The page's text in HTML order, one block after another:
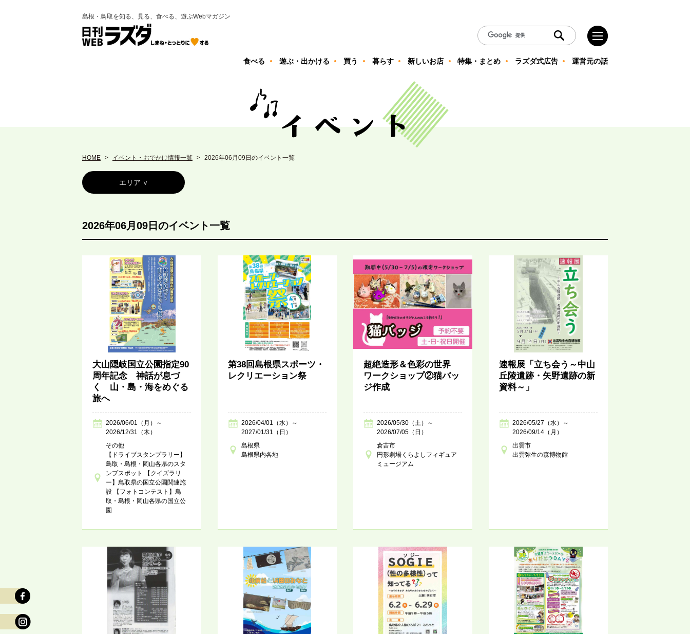
島根・鳥取を知る、見る、食べる、遊ぶWebマガジン
食べる 遊ぶ・出かける 買う 暮らす 新しいお店 特集・まとめ ラズダ式広告 運営元の話
HOME イベント・おでかけ情報一覧 2026年06月09日のイベント一覧
エリア
2026年06月09日のイベント一覧
大山隠岐国立公園指定90
周年記念 神話が息づ
く 山・島・海をめぐる
旅へ
2026/06/01（月）～
2026/12/31（木）
その他
【ドライブスタンプラリー】
鳥取・島根・岡山各県のスタ
ンプスポット 【クイズラリ
ー】鳥取県の国立公園関連施
設 【フォトコンテスト】鳥
取・島根・岡山各県の国立公
園
第38回島根県スポーツ・
レクリエーション祭
2026/04/01（水）～
2027/01/31（日）
島根県
島根県内各地
超絶造形＆色彩の世界
ワークショップ②猫バッ
ジ作成
2026/05/30（土）～
2026/07/05（日）
倉吉市
円形劇場くらよしフィギュア
ミュージアム
速報展「立ち会う～中山
丘陵遺跡・矢野遺跡の新
資料～」
2026/05/27（水）～
2026/09/14（月）
出雲市
出雲弥生の森博物館